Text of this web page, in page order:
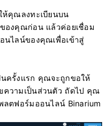
ห้คุณลงทะเบียนบน
องคุณก่อน แล้วค่อยเชื่อม
นไลน์ของคุณเพื่อเข้าสู่
ครั้งแรก คุณจะถูกขอให้
ความเป็นส่วนตัว ถัดไป คุณ
ลตฟอร์มออนไลน์ Binarium